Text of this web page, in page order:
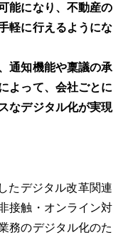
資料ダウンロード
能になり、不動産の
軽に行えるようにな
通知機能や稟議の承
よって、会社ごとに
なデジタル化が実現
たデジタル改革関連
接触・オンライン対
務のデジタル化のた